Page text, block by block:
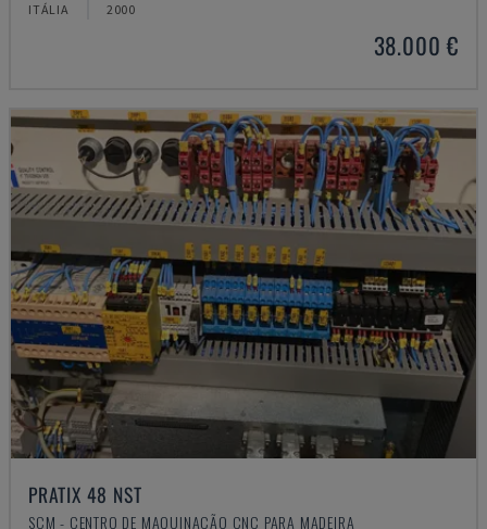
ITÁLIA 2000
38.000 €
PRATIX 48 NST
SCM - CENTRO DE MAQUINAÇÃO CNC PARA MADEIRA